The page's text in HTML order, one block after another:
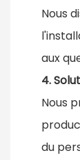
Nous
aux
4.
Nous
du